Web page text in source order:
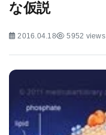
な仮説
2016.04.18 5952 views